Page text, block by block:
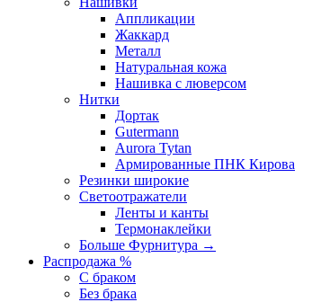
Аппликации
Жаккард
Металл
Натуральная кожа
Нашивка с люверсом
Нитки
Дортак
Gutermann
Aurora Tytan
Армированные ПНК Кирова
Резинки широкие
Светоотражатели
Ленты и канты
Термонаклейки
Больше Фурнитура →
Распродажа %
С браком
Без брака